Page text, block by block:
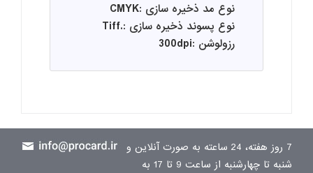
نوع مد ذخیره سازی :CMYK
نوع پسوند ذخیره سازی :.Tiff
رزولوشن :300dpi
7 روز هفته، 24 ساعته به صورت آنلاین و
شنبه تا چهارشنبه از ساعت 9 تا 17 به